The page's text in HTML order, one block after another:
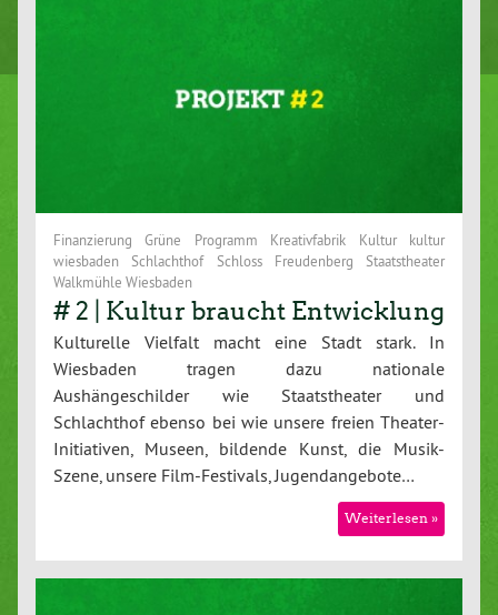
Finanzierung Grüne Programm Kreativfabrik Kultur kultur
wiesbaden Schlachthof Schloss Freudenberg Staatstheater
Walkmühle Wiesbaden
# 2 | Kultur braucht Entwicklung
Kulturelle Vielfalt macht eine Stadt stark. In
Wiesbaden tragen dazu nationale
Aushängeschilder wie Staatstheater und
Schlachthof ebenso bei wie unsere freien Theater-
Initiativen, Museen, bildende Kunst, die Musik-
Szene, unsere Film-Festivals, Jugendangebote…
Weiterlesen »